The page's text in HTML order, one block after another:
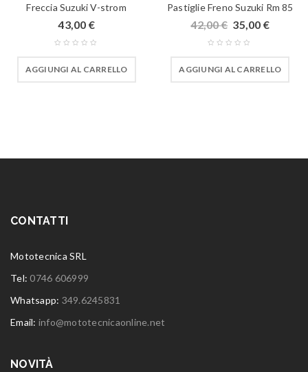
Freccia Suzuki V-strom
43,00 €
AGGIUNGI AL CARRELLO
Pastiglie Freno Suzuki Rm 85
42,00€ 35,00 €
AGGIUNGI AL CARRELLO
CONTATTI
Mototecnica SRL
Tel:0746 606999
Whatsapp: 349.6245831
Email: info@mototecnicaonline.net
NOVITÀ